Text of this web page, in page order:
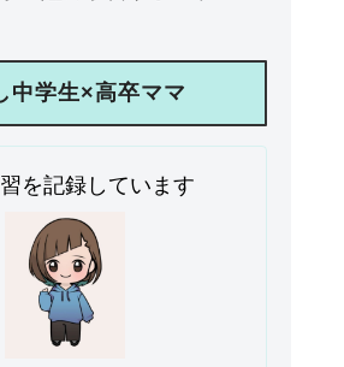
中学生×高卒ママ
を記録しています